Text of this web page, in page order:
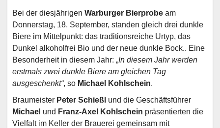
Bei der diesjährigen Warburger Bierprobe am
Donnerstag, 18. September, standen gleich drei dunkle
Biere im Mittelpunkt: das traditionsreiche Urtyp, das
Dunkel alkoholfrei Bio und der neue dunkle Bock.. Eine
Besonderheit in diesem Jahr: „In diesem Jahr werden
erstmals zwei dunkle Biere am gleichen Tag
ausgeschenkt“, so Michael Kohlschein.
Braumeister Peter Schießl und die Geschäftsführer
Michae l und Franz-Axel Kohlschein präsentierten die
Vielfalt im Keller der Brauerei gemeinsam mit